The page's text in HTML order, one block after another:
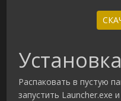
Установка
Распаковать в пустую
запустить Launcher.exe